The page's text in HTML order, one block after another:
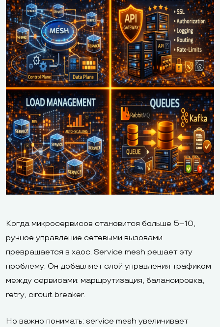
Когда микросервисов становится больше 5–10,
ручное управление сетевыми вызовами
превращается в хаос. Service mesh решает эту
проблему. Он добавляет слой управления трафиком
между сервисами: маршрутизация, балансировка,
retry, circuit breaker.
Но важно понимать: service mesh увеличивает